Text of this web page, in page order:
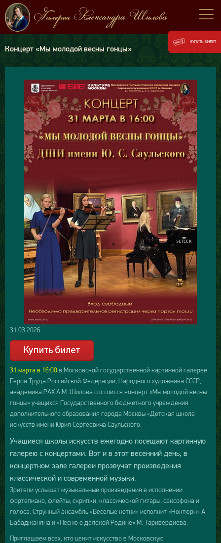
Концерт «Мы молодой весны гонцы»
31.03.2026
31 марта в 16:00в Московской государственной картинной галерее
Героя Труда Российской Федерации, Народного художника СССР,
академика РАХ А.М. Шилова состоится концерт «Мы молодой весны
гонцы» учащихся Государственного бюджетного учреждения
дополнительного образования города Москвы «Детская школа
искусств имени Юрия Сергеевича Саульского.
Учащиеся школы искусств ежегодно посещают картинную
галерею с концертами. Вот и в этот весенний день, в
концертном зале галереи прозвучат произведения
классической и современной музыки.
Зрители услышат музыкальные произведения в исполнении
фортепиано, флейты, скрипки, классической гитары, саксофона и
голоса. Струнный ансамбль «Веселые нотки» исполнит «Ноктюрн» А.
Бабаджаняна и «Песню о далекой Родине» М. Таривердиева.
Приглашаем всех, кто ценит искусство в Московскую
КУПИТЬ БИЛЕТ